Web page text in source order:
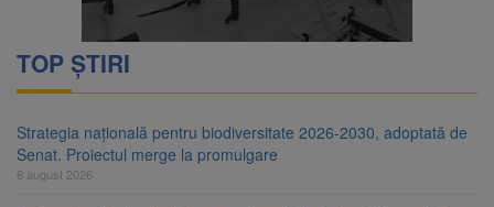
TOP ȘTIRI
Strategia națională pentru biodiversitate 2026-2030, adoptată de
Senat. Proiectul merge la promulgare
6 august 2026